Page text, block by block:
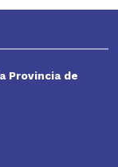
b
t
e
t
l
e
Provincia de